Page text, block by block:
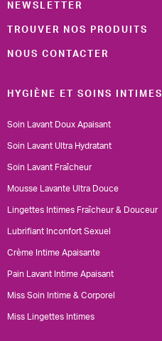
NEWSLETTER
TROUVER NOS PRODUITS
NOUS CONTACTER
HYGIÈNE ET SOINS INTIMES
Soin Lavant Doux Apaisant
Soin Lavant Ultra Hydratant
Soin Lavant Fraîcheur
Mousse Lavante Ultra Douce
Lingettes Intimes Fraîcheur & Douceur
Lubrifiant Inconfort Sexuel
Crème Intime Apaisante
Pain Lavant Intime Apaisant
Miss Soin Intime & Corporel
Miss Lingettes Intimes